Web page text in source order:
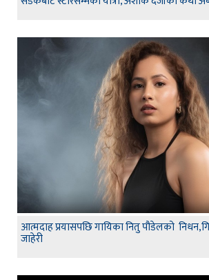
आत्मदाह प्रयासपछि गायिका नितु पौडेलको
जाहेरी